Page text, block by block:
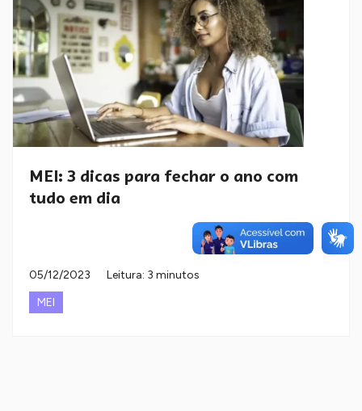
MEI: 3 dicas para fechar o ano com
tudo em dia
05/12/2023
Leitura: 3 minutos
MEI